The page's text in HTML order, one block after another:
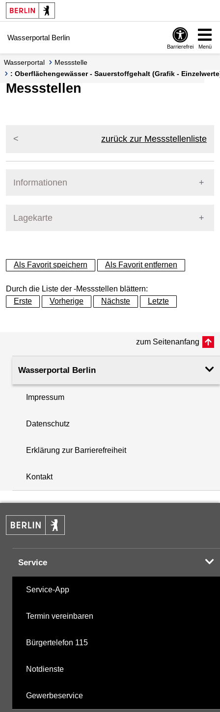
Springe zur Navigation
Springe zum Inhalt
Wasserportal Berlin
Barrierefrei Menü
Wasserportal
Messstelle
: Oberflächengewässer - Sauerstoffgehalt (Grafik -
Messstellen
zurück zur Messstellenliste
Informationen
Lagekarte
+
−
+
−
Als Favorit speichern Als Favorit entfernen
Durch die Liste der -Messstellen blättern:
Erste
Vorherige Nächste Letzte
zum Seitenanfang
Wasserportal Berlin
Impressum
Datenschutz
Erklärung zur Barrierefreiheit
Kontakt
Service
Service-App
Termin vereinbaren
Bürgertelefon 115
Notdienste
Gewerbeservice